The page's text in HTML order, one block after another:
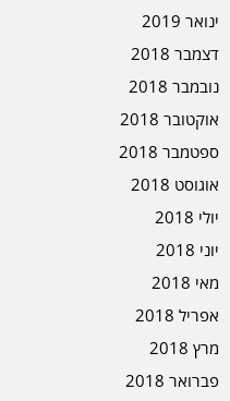
ינואר 2019
דצמבר 2018
נובמבר 2018
אוקטובר 2018
ספטמבר 2018
אוגוסט 2018
יולי 2018
יוני 2018
מאי 2018
אפריל 2018
מרץ 2018
פברואר 2018